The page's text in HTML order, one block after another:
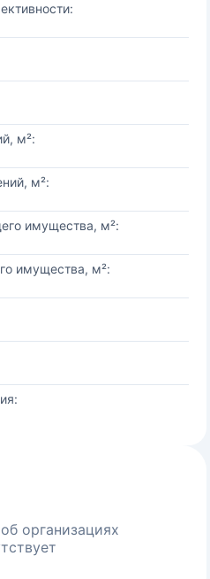
м²:
м²:
имущества, м²:
имущества, м²:
организациях